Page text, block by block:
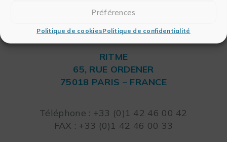
Préférences
Politique de cookiesPolitique de confidentialité
RITME
65, RUE ORDENER
75018 PARIS – FRANCE
Téléphone : +33 (0)1 42 46 00 42
FAX : +33 (0)1 42 46 00 33